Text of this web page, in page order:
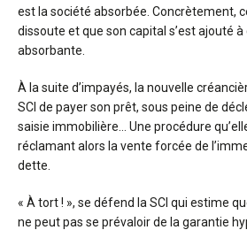
est la société absorbée. Concrètement,
dissoute et que son capital s’est ajouté à
absorbante.
À la suite d’impayés, la nouvelle
SCI de payer son prêt, sous peine de
saisie immobilière… Une procédure
réclamant alors la vente forcée de
dette.
« À tort ! », se défend la SCI qui estime
ne peut pas se prévaloir de la garantie